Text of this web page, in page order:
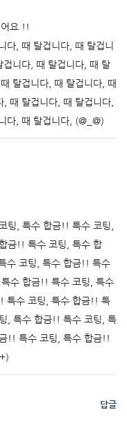
요 !!
다, 때 탈겁니다, 때 탈겁니
니다, 때 탈겁니다, 때 탈
탈겁니다, 때 탈겁니다, 때
때 탈겁니다, 때 탈겁니다,
다, 때 탈겁니다, (@_@)
팅, 특수 합금!! 특수 코팅,
금!! 특수 코팅, 특수 합
수 코팅, 특수 합금!! 특수
수 합금!! 특수 코팅, 특수
특수 코팅, 특수 합금!! 특
, 특수 합금!! 특수 코팅, 특
!! 특수 코팅, 특수 합금!!
답글